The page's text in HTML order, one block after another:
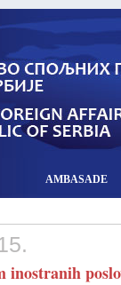
AMBASADE
inostranih